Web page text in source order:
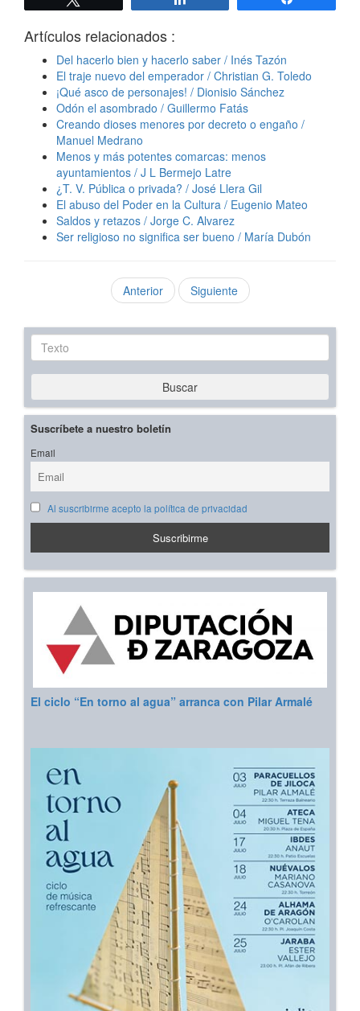
Artículos relacionados :
Del hacerlo bien y hacerlo saber / Inés Tazón
El traje nuevo del emperador / Christian G. Toledo
¡Qué asco de personajes! / Dionisio Sánchez
Odón el asombrado / Guillermo Fatás
Creando dioses menores por decreto o engaño /
Manuel Medrano
Menos y más potentes comarcas: menos
ayuntamientos / J L Bermejo Latre
¿T. V. Pública o privada? / José Llera Gil
El abuso del Poder en la Cultura / Eugenio Mateo
Saldos y retazos / Jorge C. Alvarez
Ser religioso no significa ser bueno / María Dubón
Anterior Siguiente
Texto
Buscar
Suscríbete a nuestro boletín
Email
Al suscribirme acepto la política de privacidad
El ciclo “En torno al agua” arranca con Pilar Armalé